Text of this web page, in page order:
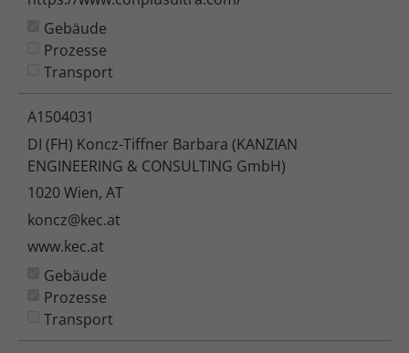
Gebäude
Prozesse
Transport
A1504031
DI (FH) Koncz-Tiffner Barbara (KANZIAN
ENGINEERING & CONSULTING GmbH)
1020 Wien, AT
koncz@kec.at
www.kec.at
Gebäude
Prozesse
Transport